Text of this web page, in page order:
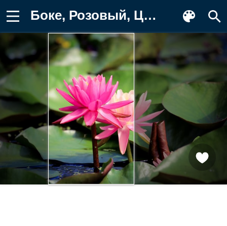
Боке, Розовый, Цветы, розовые, цветок Фотография